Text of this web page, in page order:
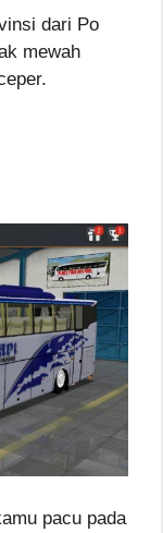
dari Po
mewah
pacu pada